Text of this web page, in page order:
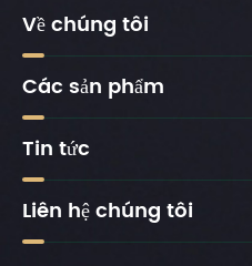
Về chúng tôi
Các sản phẩm
Tin tức
Liên hệ chúng tôi